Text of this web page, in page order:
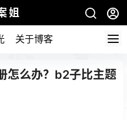
姐
关于博客
怎么办？b2子比主题